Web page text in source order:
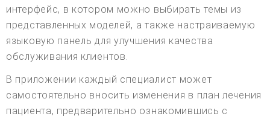
интерфейс, в котором можно выбирать темы из
представленных моделей, а также настраиваемую
языковую панель для улучшения качества
обслуживания клиентов.
В приложении каждый специалист может
самостоятельно вносить изменения в план лечения
пациента, предварительно ознакомившись с